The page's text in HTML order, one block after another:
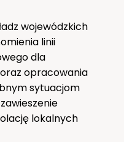
wojewódzkich
linii
dla
opracowania
sytuacjom
lokalnych